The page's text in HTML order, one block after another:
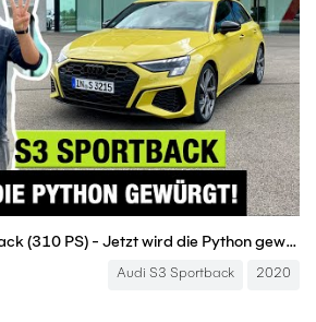
2020 Audi S3 Sportback (310 PS) - Jetzt wird die Python gewürgt! 🐍💛🏁 Fahrbericht | Review | Test
Audi S3 Sportback 2020